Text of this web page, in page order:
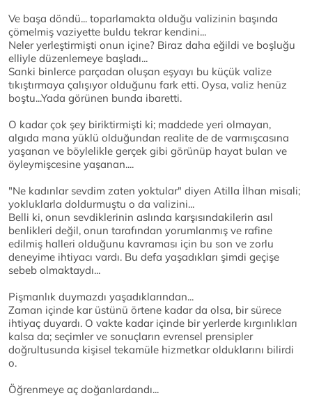
Ve başa döndü... toparlamakta olduğu valizinin başında
çömelmiş vaziyette buldu tekrar kendini...
Neler yerleştirmişti onun içine? Biraz daha eğildi ve boşluğu
elliyle düzenlemeye başladı...
Sanki binlerce parçadan oluşan eşyayı bu küçük valize
tıkıştırmaya çalışıyor olduğunu fark etti. Oysa, valiz henüz
boştu...Yada görünen bunda ibaretti.
O kadar çok şey biriktirmişti ki; maddede yeri olmayan,
algıda mana yüklü olduğundan realite de de varmışcasına
yaşanan ve böylelikle gerçek gibi görünüp hayat bulan ve
öyleymişcesine yaşanan....
"Ne kadınlar sevdim zaten yoktular" diyen Atilla İlhan misali;
yokluklarla doldurmuştu o da valizini...
Belli ki, onun sevdiklerinin aslında karşısındakilerin asıl
benlikleri değil, onun tarafından yorumlanmış ve rafine
edilmiş halleri olduğunu kavraması için bu son ve zorlu
deneyime ihtiyacı vardı. Bu defa yaşadıkları şimdi geçişe
sebeb olmaktaydı...
Pişmanlık duymazdı yaşadıklarından...
Zaman içinde kar üstünü örtene kadar da olsa, bir sürece
ihtiyaç duyardı. O vakte kadar içinde bir yerlerde kırgınlıkları
kalsa da; seçimler ve sonuçların evrensel prensipler
doğrultusunda kişisel tekamüle hizmetkar olduklarını bilirdi
o.
Öğrenmeye aç doğanlardandı...